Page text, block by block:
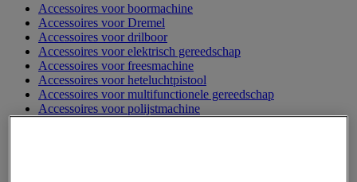
Accessoires voor boormachine
Accessoires voor Dremel
Accessoires voor drilboor
Accessoires voor elektrisch gereedschap
Accessoires voor freesmachine
Accessoires voor heteluchtpistool
Accessoires voor multifunctionele gereedschap
Accessoires voor polijstmachine